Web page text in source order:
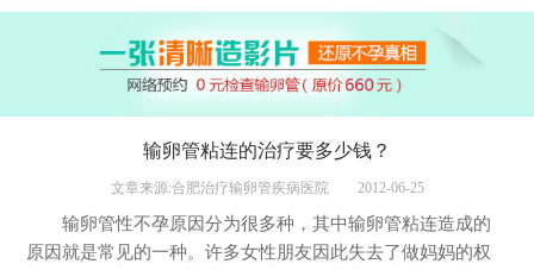
输卵管粘连的治疗要多少钱？
文章来源:合肥治疗输卵管疾病医院 2012-06-25
输卵管性不孕原因分为很多种，其中输卵管粘连造成的
原因就是常见的一种。许多女性朋友因此失去了做妈妈的权